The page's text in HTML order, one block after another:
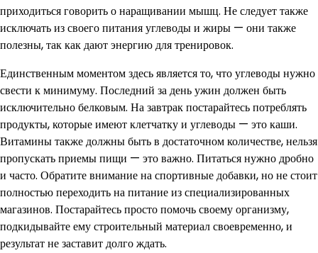
приходиться говорить о наращивании мышц. Не следует также
исключать из своего питания углеводы и жиры — они также
полезны, так как дают энергию для тренировок.
Единственным моментом здесь является то, что углеводы нужно
свести к минимуму. Последний за день ужин должен быть
исключительно белковым. На завтрак постарайтесь потреблять
продукты, которые имеют клетчатку и углеводы — это каши.
Витамины также должны быть в достаточном количестве, нельзя
пропускать приемы пищи — это важно. Питаться нужно дробно
и часто. Обратите внимание на спортивные добавки, но не стоит
полностью переходить на питание из специализированных
магазинов. Постарайтесь просто помочь своему организму,
подкидывайте ему строительный материал своевременно, и
результат не заставит долго ждать.